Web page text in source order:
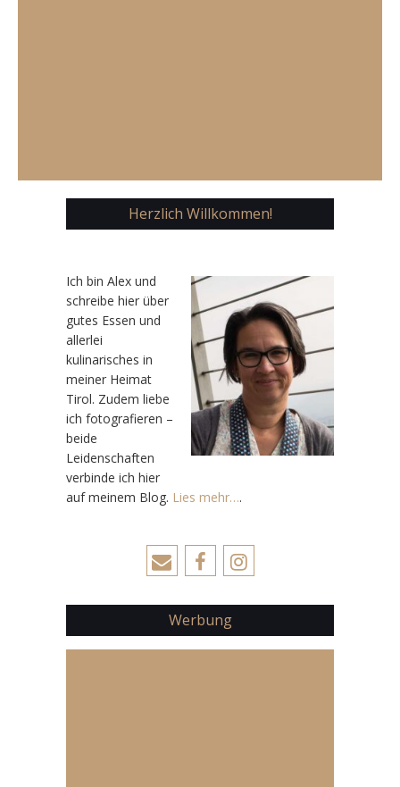
Herzlich Willkommen!
Ich bin Alex und
schreibe hier über
gutes Essen und
allerlei
kulinarisches in
meiner Heimat
Tirol. Zudem liebe
ich fotografieren –
beide
Leidenschaften
verbinde ich hier
auf meinem Blog. Lies mehr….
Werbung